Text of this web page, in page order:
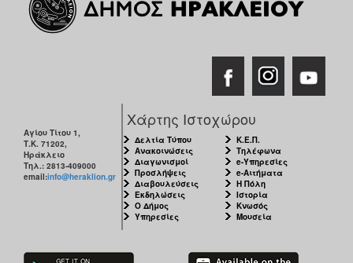
Αγίου Τίτου 1,
Τ.Κ. 71202,
Ηράκλειο
Τηλ.: 2813-409000
email:info@heraklion.gr
Χάρτης Ιστοχώρου
Δελτία Τύπου
Ανακοινώσεις
Διαγωνισμοί
Προσλήψεις
Διαβουλεύσεις
Εκδηλώσεις
Ο Δήμος
Υπηρεσίες
Κ.Ε.Π.
Τηλέφωνα
e-Υπηρεσίες
e-Αιτήματα
Η Πόλη
Ιστορία
Κνωσός
Μουσεία